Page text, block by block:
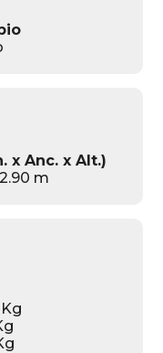
x Anc. x Alt.)
m